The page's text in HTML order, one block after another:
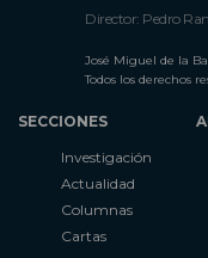
Director: Pedro
José Miguel de la
Todos los derechos
SECCIONES
Investigación
Actualidad
Columnas
Cartas